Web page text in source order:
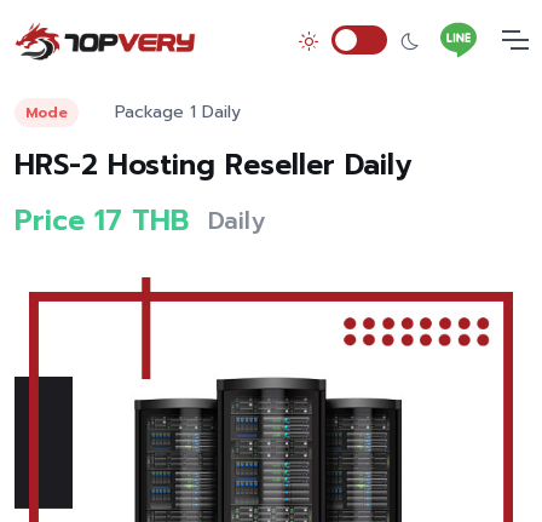
Mode Package 1 Daily
HRS-2 Hosting Reseller Daily
Price 17 THB Daily